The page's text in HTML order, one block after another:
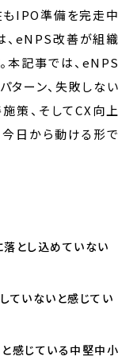
もIPO準備を完走中
、eNPS改善が組織
本記事では、eNPS
ターン、失敗しない
策、そしてCX向上
日から動ける形で
とし込めていない
ていないと感じてい
感じている中堅中小